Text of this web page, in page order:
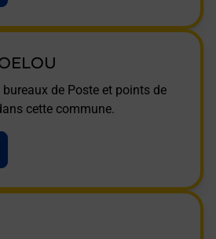
de Poste et points de
cette commune.